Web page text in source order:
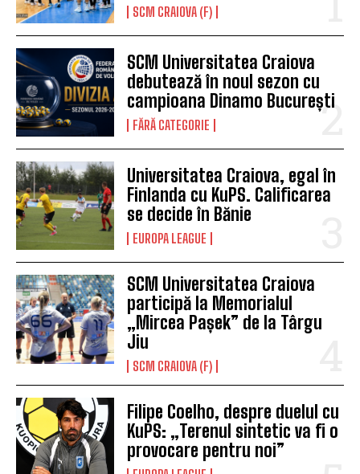
SCM CRAIOVA (F)
SCM Universitatea Craiova
debutează în noul sezon cu
campioana Dinamo București
FĂRĂ CATEGORIE
Universitatea Craiova, egal în
Finlanda cu KuPS. Calificarea
se decide în Bănie
EUROPA LEAGUE
SCM Universitatea Craiova
participă la Memorialul
„Mircea Pașek” de la Târgu
Jiu
SCM CRAIOVA (F)
Filipe Coelho, despre duelul cu
KuPS: „Terenul sintetic va fi o
provocare pentru noi”